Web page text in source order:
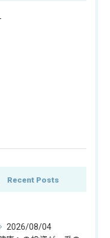
Recent Posts
2026/08/04